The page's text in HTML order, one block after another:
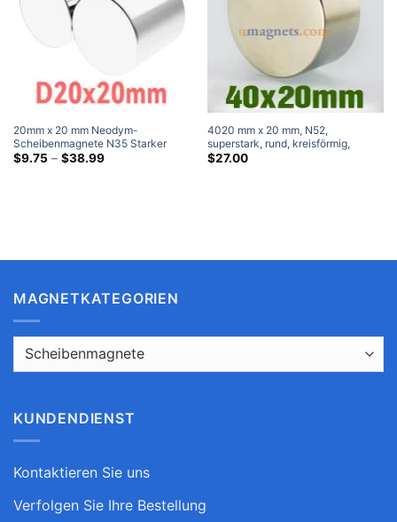
20mm x 20 mm Neodym-
Scheibenmagnete N35 Starker
Seltenerd-Zylindermagnet 20 x 20
$9.75 – $38.99Preisklasse:
4020 mm x 20 mm, N52,
superstark, rund, kreisförmig,
Zylinder, seltene Erden, Neodym-
$27.00
MAGNETKATEGORIEN
KUNDENDIENST
Kontaktieren Sie uns
Verfolgen Sie Ihre Bestellung